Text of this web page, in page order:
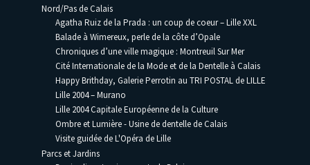
Nord/Pas de Calais
Agatha Ruiz de la Prada : un coup de coeur – Lille XXL
Balade à Wimereux, perle de la côte d’Opale
Chroniques d’une ville magique : Montreuil Sur Mer
Cité Internationale de la Mode et de la Dentelle à Calais
Happy Brithday, Galerie Perrotin au TRI POSTAL de LILLE
Lille 2004 – Murano
Lille 2004 Capitale Européenne de la Culture
Ombre et Lumière - Usine de dentelle de Calais
Visite guidée de L'Opéra de Lille
Parcs et Jardins